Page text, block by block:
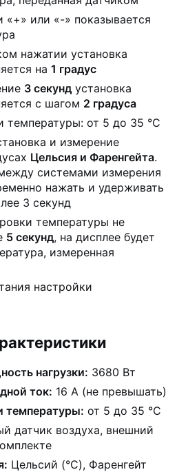
«+» или «-» показывается
нажатии установка
на 1 градус
3 секунд установка
с шагом 2 градуса
температуры: от 5 до 35 °С
и измерение
Цельсия и Фаренгейта.
системами измерения
нажать и удерживать
3 секунд
температуры не
5 секунд, на дисплее будет
измеренная
настройки
нагрузки: 3680 Вт
ток: 16 А (не превышать)
температуры: от 5 до 35 °С
датчик воздуха, внешний
Цельсий (°C), Фаренгейт